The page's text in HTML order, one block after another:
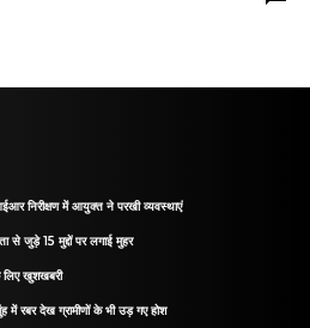
निरीक्षण में आयुक्त ने परखी व्यवस्थाएं
से जुड़े 15 मुद्दों पर लगाई मुहर
लिए खुशखबरी
में रबर देख ग्रामीणों के भी उड़ गए होश